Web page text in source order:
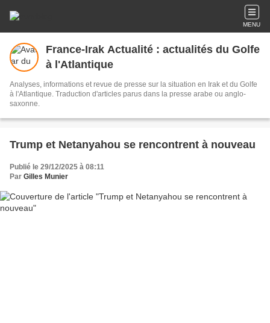
MENU
France-Irak Actualité : actualités du Golfe
à l'Atlantique
Analyses, informations et revue de presse sur la situation en Irak et du Golfe
à l'Atlantique. Traduction d'articles parus dans la presse arabe ou anglo-
saxonne.
Trump et Netanyahou se rencontrent à nouveau
Publié le 29/12/2025 à 08:11
Par Gilles Munier